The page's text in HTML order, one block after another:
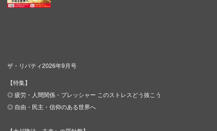
ザ・リバティ2026年9月号
【特集】
◎ 疲労・人間関係・プレッシャー このストレスどう抜こう
◎ 自由・民主・信仰のある世界へ